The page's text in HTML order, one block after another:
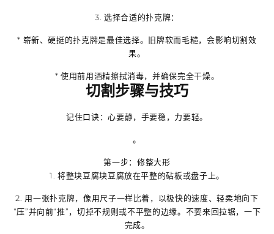
3.选择合适的扑克牌：
* 崭新、硬挺的扑克牌是最佳选择。旧牌软而毛糙，会影响切割效
果。
* 使用前用酒精擦拭消毒，并确保完全干燥。
切割步骤与技巧
记住口诀：心要静，手要稳，力要轻。
。
第一步：修整大形
1. 将整块豆腐块豆腐放在平整的砧板或盘子上。
2. 用一张扑克牌，像用尺子一样比着，
以极快的速度、轻柔地向下
“压”并向前“推”，切掉不规则或不平整的边缘。不要来回拉锯，一下
完成。